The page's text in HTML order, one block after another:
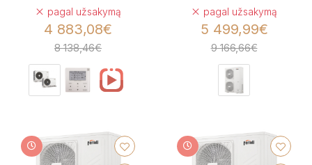
pagal užsakymą
4 883,08€
8 138,46€
pagal užsakymą
5 499,99€
9 166,66€